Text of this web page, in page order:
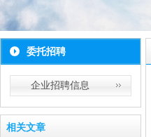
委托招聘
企业招聘信息
相关文章